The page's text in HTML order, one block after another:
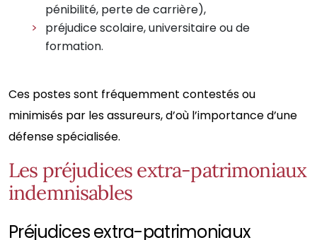
pénibilité, perte de carrière),
préjudice scolaire, universitaire ou de
formation.
Ces postes sont fréquemment contestés ou
minimisés par les assureurs, d’où l’importance d’une
défense spécialisée.
Les préjudices extra-patrimoniaux
indemnisables
Préjudices extra-patrimoniaux